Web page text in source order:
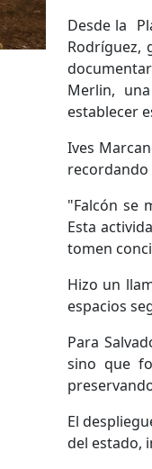
Desde la
Rodríguez,
Merlin,
establecer
Ives
recordando
"Falcón se
Esta
tomen
Hizo un
espacios
Para
sino que
El
del estado,